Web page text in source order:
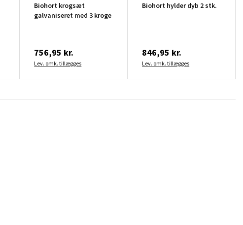
Biohort krogsæt
galvaniseret med 3 kroge
756,95 kr.
Lev. omk. tillægges
Biohort hylder dyb 2 stk.
846,95 kr.
Lev. omk. tillægges